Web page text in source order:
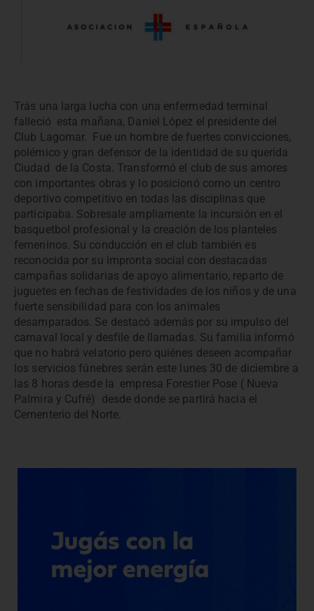
Trás una larga lucha con una enfermedad terminal
falleció esta mañana, Daniel López el presidente del
Club Lagomar. Fue un hombre de fuertes convicciones,
polémico y gran defensor de la identidad de su querida
Ciudad de la Costa. Transformó el club de sus amores
con importantes obras y lo posicionó como un centro
deportivo competitivo en todas las disciplinas que
participaba. Sobresale ampliamente la incursión en el
basquetbol profesional y la creación de los planteles
femeninos. Su conducción en el club también es
reconocida por su impronta social con destacadas
campañas solidarias de apoyo alimentario, reparto de
juguetes en fechas de festividades de los niños y de una
fuerte sensibilidad para con los animales
desamparados. Se destacó además por su impulso del
carnaval local y desfile de llamadas. Su familia informó
que no habrá velatorio pero quiénes deseen acompañar
los servicios fúnebres serán este lunes 30 de diciembre a
las 8 horas desde la empresa Forestier Pose ( Nueva
Palmira y Cufré) desde donde se partirá hacia el
Cementerio del Norte.